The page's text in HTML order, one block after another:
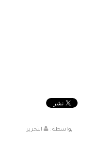
بواسطة : التحرير